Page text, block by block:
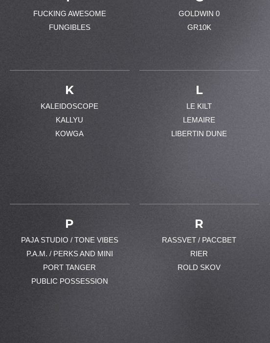
FUCKING AWESOME
FUNGIBLES
GOLDWIN 0
GR10K
K
KALEIDOSCOPE
KALLYU
KOWGA
L
LE KILT
LEMAIRE
LIBERTIN DUNE
P
PAJA STUDIO / TONE VIBES
P.A.M. / PERKS AND MINI
PORT TANGER
PUBLIC POSSESSION
R
RASSVET / PACCBET
RIER
ROLD SKOV